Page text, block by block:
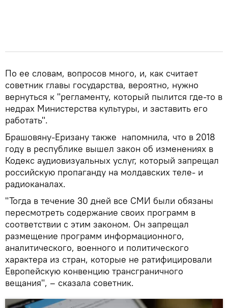
По ее словам, вопросов много, и, как считает
советник главы государства, вероятно, нужно
вернуться к "регламенту, который пылится где-то в
недрах Министерства культуры, и заставить его
работать".
Брашовяну-Еризану также напомнила, что в 2018
году в республике вышел закон об изменениях в
Кодекс аудиовизуальных услуг, который запрещал
российскую пропаганду на молдавских теле- и
радиоканалах.
"Тогда в течение 30 дней все СМИ были обязаны
пересмотреть содержание своих программ в
соответствии с этим законом. Он запрещал
размещение программ информационного,
аналитического, военного и политического
характера из стран, которые не ратифицировали
Европейскую конвенцию трансграничного
вещания", – сказала советник.